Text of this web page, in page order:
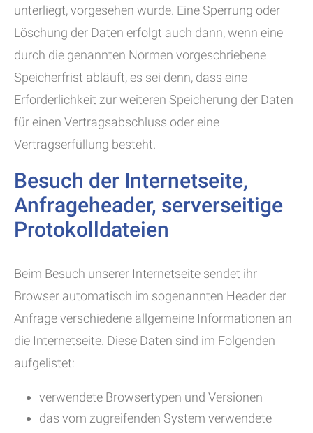
unterliegt, vorgesehen wurde. Eine Sperrung oder
Löschung der Daten erfolgt auch dann, wenn eine
durch die genannten Normen vorgeschriebene
Speicherfrist abläuft, es sei denn, dass eine
Erforderlichkeit zur weiteren Speicherung der Daten
für einen Vertragsabschluss oder eine
Vertragserfüllung besteht.
Besuch der Internetseite,
Anfrageheader, serverseitige
Protokolldateien
Beim Besuch unserer Internetseite sendet ihr
Browser automatisch im sogenannten Header der
Anfrage verschiedene allgemeine Informationen an
die Internetseite. Diese Daten sind im Folgenden
aufgelistet:
verwendete Browsertypen und Versionen
das vom zugreifenden System verwendete